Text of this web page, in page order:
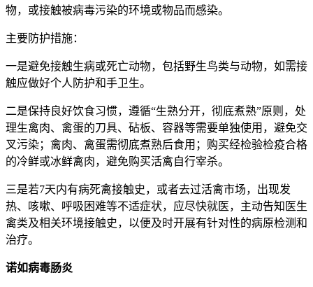
物，或接触被病毒污染的环境或物品而感染。
主要防护措施：
一是避免接触生病或死亡动物，包括野生鸟类与动物，如需接
触应做好个人防护和手卫生。
二是保持良好饮食习惯，遵循“生熟分开，彻底煮熟”原则，处
理生禽肉、禽蛋的刀具、砧板、容器等需要单独使用，避免交
叉污染；禽肉、禽蛋需彻底煮熟后食用；购买经检验检疫合格
的冷鲜或冰鲜禽肉，避免购买活禽自行宰杀。
三是若7天内有病死禽接触史，或者去过活禽市场，出现发
热、咳嗽、呼吸困难等不适症状，应尽快就医，主动告知医生
禽类及相关环境接触史，以便及时开展有针对性的病原检测和
治疗。
诺如病毒肠炎